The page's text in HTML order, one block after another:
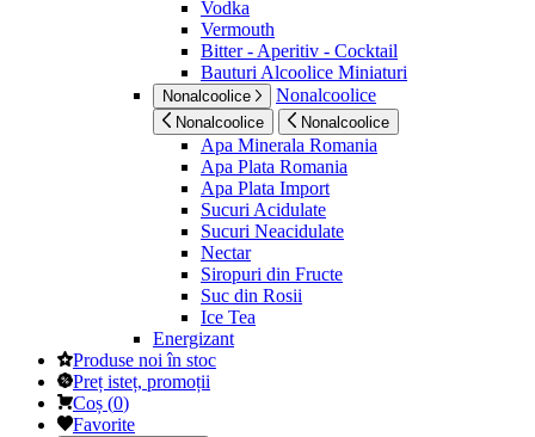
Vodka
Vermouth
Bitter - Aperitiv - Cocktail
Bauturi Alcoolice Miniaturi
Nonalcoolice Nonalcoolice
Nonalcoolice Nonalcoolice
Apa Minerala Romania
Apa Plata Romania
Apa Plata Import
Sucuri Acidulate
Sucuri Neacidulate
Nectar
Siropuri din Fructe
Suc din Rosii
Ice Tea
Energizant
Produse noi în stoc
Preț isteț, promoții
Coș (0)
Favorite